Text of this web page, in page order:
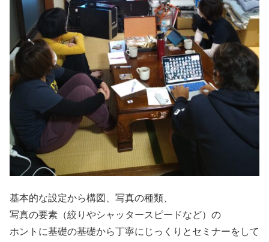
基本的な設定から構図、写真の種類、
写真の要素（絞りやシャッタースピードなど）の
ホントに基礎の基礎から丁寧にじっくりとセミナーをして